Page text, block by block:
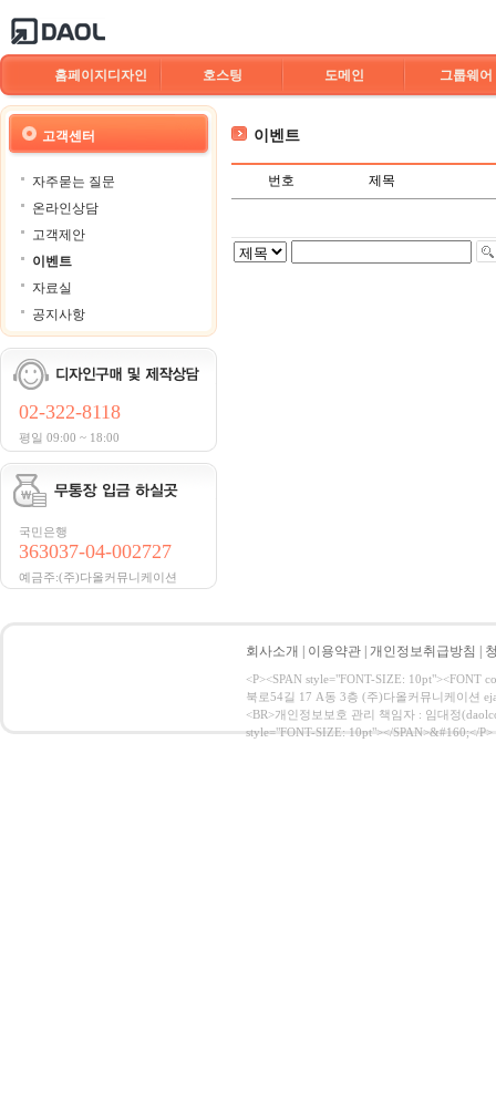
홈페이지디자인 호스팅 도메인 그룹웨어
고객센터
자주묻는 질문
온라인상담
고객제안
이벤트
자료실
공지사항
02-322-8118
평일 09:00 ~ 18:00
국민은행
363037-04-002727
예금주:(주)다올커뮤니케이션
이벤트
번호 제목
회사소개 이용약관 개인정보취급방침
<P><SPAN style="FONT-SIZE:
북로54길 17 A동 3층 (주)다올커뮤니케이션
<BR>개인정보보호 관리 책임자 : 임대정
style="FONT-SIZE: 10pt"></SPAN>&#160;</P>